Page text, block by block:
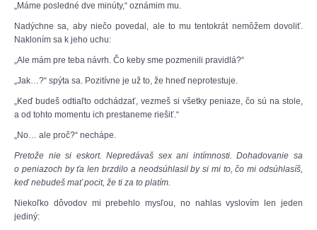
„Máme posledné dve minúty,“ oznámim mu.
Nadýchne sa, aby niečo povedal, ale to mu tentokrát nemôžem dovoliť.
Nakloním sa k jeho uchu:
„Ale mám pre teba návrh. Čo keby sme pozmenili pravidlá?“
„Jak…?“ spýta sa. Pozitívne je už to, že hneď neprotestuje.
„Keď budeš odtiaľto odchádzať, vezmeš si všetky peniaze, čo sú na stole,
a od tohto momentu ich prestaneme riešiť.“
„No… ale proč?“ nechápe.
Pretože nie si eskort. Nepredávaš sex ani intímnosti. Dohadovanie sa
o peniazoch by ťa len brzdilo a neodsúhlasil by si mi to, čo mi odsúhlasíš,
keď nebudeš mať pocit, že ti za to platím.
Niekoľko dôvodov mi prebehlo mysľou, no nahlas vyslovím len jeden
jediný: